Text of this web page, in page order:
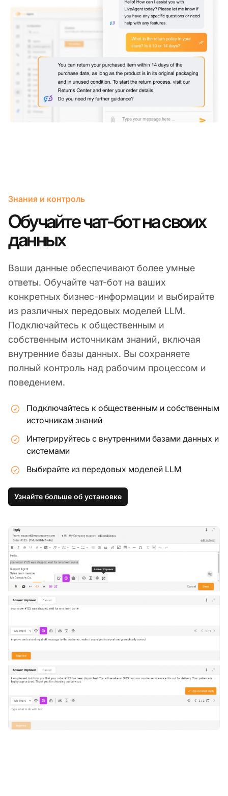
Знания и контроль
Обучайте чат-бот на своих
данных
Ваши данные обеспечивают более умные
ответы. Обучайте чат-бот на ваших
конкретных бизнес-информации и выбирайте
из различных передовых моделей LLM.
Подключайтесь к общественным и
собственным источникам знаний, включая
внутренние базы данных. Вы сохраняете
полный контроль над рабочим процессом и
поведением.
Подключайтесь к общественным и собственным
источникам знаний
Интегрируйтесь с внутренними базами данных и
системами
Выбирайте из передовых моделей LLM
Узнайте больше об установке